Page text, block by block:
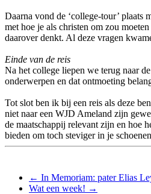
Daarna vond de ‘college-tour’
met hoe je als christen om zou
daarover denkt. Al deze vragen
Einde van de reis
Na het college liepen we terug naar
onderwerpen en dat ontmoeting
Tot slot ben ik bij een reis als deze
niet naar een WJD Ameland zijn
de maatschappij relevant zijn en hoe
bieden om toch steviger in je
← In Memoriam: pater Elias
Wat een week! →